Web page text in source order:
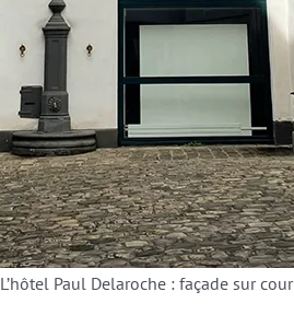
L’hôtel Paul Delaroche : façade sur cour